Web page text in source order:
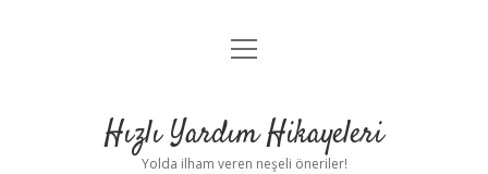
Anasayfa
Yasal Uyarı
menüyü
Hızlı Yardım Hikayeleri
Yolda ilham veren neşeli öneriler!